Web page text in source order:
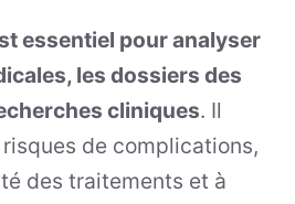
essentiel pour analyser
les dossiers des
cliniques. Il
de complications,
des traitements et à